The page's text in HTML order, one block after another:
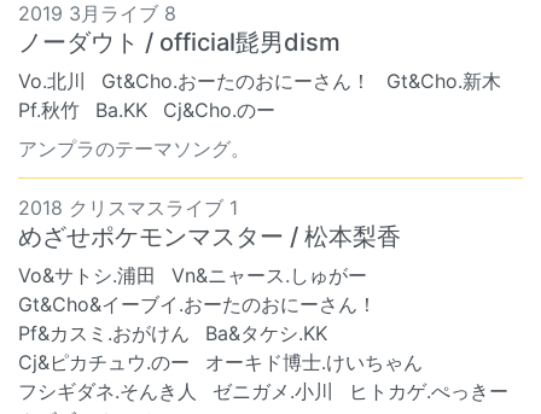
2019 3月ライブ 8
ノーダウト / official髭男dism
Vo.北川 Gt&Cho.おーたのおにーさん！
Gt&Cho.新木
Pf.秋竹
Ba.KK
Cj&Cho.のー
アンプラのテーマソング。
2018 クリスマスライブ 1
めざせポケモンマスター / 松本梨香
Vo&サトシ.浦田
Vn&ニャース.しゅがー
Gt&Cho&イーブイ.おーたのおにーさん！
Pf&カスミ.おがけん
Ba&タケシ.KK
Cj&ピカチュウ.のー
オーキド博士.けいちゃん
フシギダネ.そんき人
ゼニガメ.小川
ヒトカゲ.ぺっきー